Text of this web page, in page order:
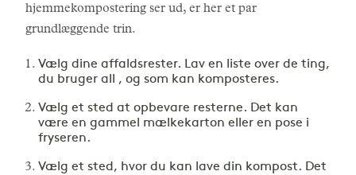
hjemmekompostering ser ud, er her et par
grundlæggende trin.
Vælg dine affaldsrester. Lav en liste over de ting,
du bruger all , og som kan komposteres.
Vælg et sted at opbevare resterne. Det kan
være en gammel mælkekarton eller en pose i
fryseren.
Vælg et sted, hvor du kan lave din kompost. Det